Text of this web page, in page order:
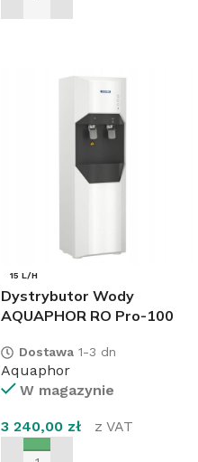
15 L/H
Dystrybutor Wody
AQUAPHOR RO Pro-100
Dostawa 1-3 dn
Aquaphor
W magazynie
3 240,00 zł z VAT